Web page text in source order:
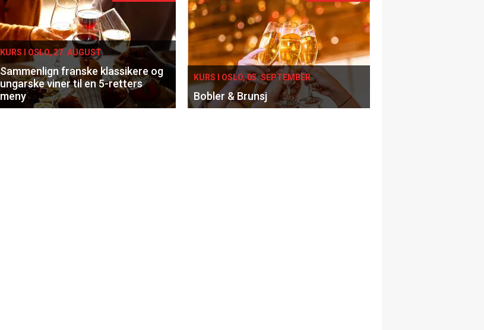
KURS I OSLO, 27. AUGUST
Sammenlign franske klassikere og
ungarske viner til en 5-retters
meny
KURS I OSLO, 05. SEPTEMBER
Bobler & Brunsj